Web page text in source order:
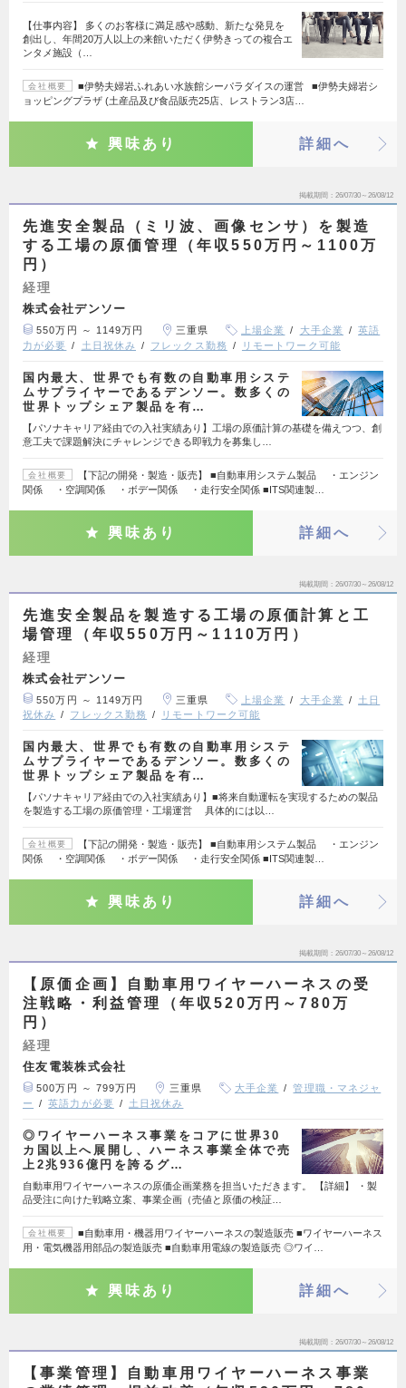
【仕事内容】 多くのお客様に満足感や感動、新たな発見を
創出し、年間20万人以上の来館いただく伊勢きっての複合エ
ンタメ施設（…
会社概要
■伊勢夫婦岩ふれあい水族館シーパラダイスの運営 ■伊勢夫婦岩シ
ョッピングプラザ (土産品及び食品販売25店、レストラン3店…
興味あり 詳細へ
掲載期間 26/07/30～26/08/12
先進安全製品（ミリ波、画像センサ）を製造
する工場の原価管理（年収550万円～1100万
円）
経理
株式会社デンソー
550万円 ～ 1149万円 三重県 上場企業 大手企業
英語
力が必要
土日祝休み フレックス勤務 リモートワーク可能
国内最大、世界でも有数の自動車用システ
ムサプライヤーであるデンソー。数多くの
世界トップシェア製品を有…
【パソナキャリア経由での入社実績あり】工場の原価計算の基礎を備えつつ、創
意工夫で課題解決にチャレンジできる即戦力を募集し…
会社概要
【下記の開発・製造・販売】 ■自動車用システム製品 ・エンジン
関係 ・空調関係 ・ボデー関係 ・走行安全関係 ■ITS関連製…
興味あり 詳細へ
掲載期間 26/07/30～26/08/12
先進安全製品を製造する工場の原価計算と工
場管理（年収550万円～1110万円）
経理
株式会社デンソー
550万円 ～ 1149万円 三重県 上場企業 大手企業
土日
祝休み
フレックス勤務 リモートワーク可能
国内最大、世界でも有数の自動車用システ
ムサプライヤーであるデンソー。数多くの
世界トップシェア製品を有…
【パソナキャリア経由での入社実績あり】■将来自動運転を実現するための製品
を製造する工場の原価管理・工場運営 具体的には以…
会社概要
【下記の開発・製造・販売】 ■自動車用システム製品 ・エンジン
関係 ・空調関係 ・ボデー関係 ・走行安全関係 ■ITS関連製…
興味あり 詳細へ
掲載期間 26/07/30～26/08/12
【原価企画】自動車用ワイヤーハーネスの受
注戦略・利益管理（年収520万円～780万
円）
経理
住友電装株式会社
500万円 ～ 799万円 三重県 大手企業
管理職・マネジャ
ー
英語力が必要 土日祝休み
◎ワイヤーハーネス事業をコアに世界30
カ国以上へ展開し、ハーネス事業全体で売
上2兆936億円を誇るグ…
自動車用ワイヤーハーネスの原価企画業務を担当いただきます。 【詳細】 ・製
品受注に向けた戦略立案、事業企画（売値と原価の検証…
会社概要
■自動車用・機器用ワイヤーハーネスの製造販売 ■ワイヤーハーネス
用・電気機器用部品の製造販売 ■自動車用電線の製造販売 ◎ワイ…
興味あり 詳細へ
掲載期間 26/07/30～26/08/12
【事業管理】自動車用ワイヤーハーネス事業